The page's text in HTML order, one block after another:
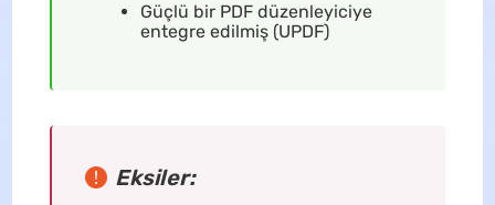
Güçlü bir PDF düzenleyiciye
entegre edilmiş (UPDF)
Eksiler: